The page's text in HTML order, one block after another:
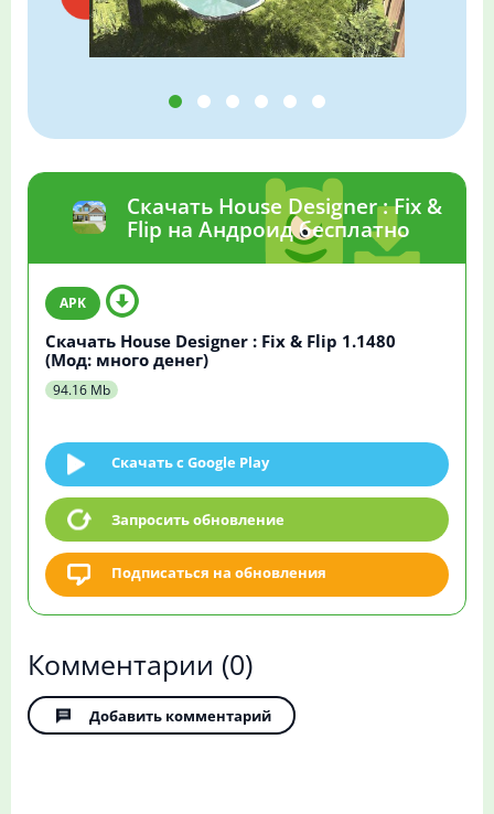
Скачать House Designer : Fix &
Flip на Андроид бесплатно
Скачать House Designer : Fix & Flip 1.1480
(Мод: много денег)
94.16 Mb
Скачать c Google Play
Запросить обновление
Подписаться на обновления
Комментарии (0)
Добавить комментарий